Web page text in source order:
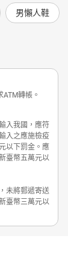
男懶人鞋
轉帳。
入我國，應符
入之應施檢疫
以下罰金。應
臺幣五萬元以
未將郵遞寄送
臺幣三萬元以